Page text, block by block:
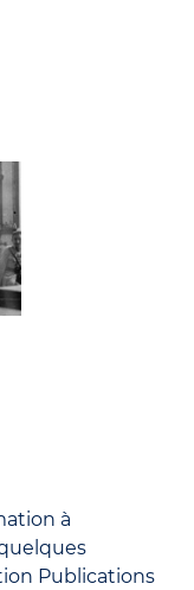
à
Publications